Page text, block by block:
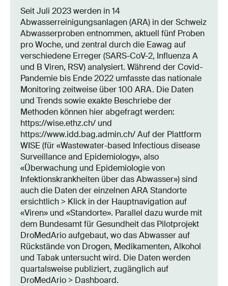
Seit Juli 2023 werden in 14
Abwasserreinigungsanlagen (ARA) in der Schweiz
Abwasserproben entnommen, aktuell fünf Proben
pro Woche, und zentral durch die Eawag auf
verschiedene Erreger (SARS-CoV-2, Influenza A
und B Viren, RSV) analysiert. Während der Covid-
Pandemie bis Ende 2022 umfasste das nationale
Monitoring zeitweise über 100 ARA. Die Daten
und Trends sowie exakte Beschriebe der
Methoden können hier abgefragt werden:
https://wise.ethz.ch/ und
https://www.idd.bag.admin.ch/ Auf der Plattform
WISE (für «Wastewater-based Infectious disease
Surveillance and Epidemiology», also
«Überwachung und Epidemiologie von
Infektionskrankheiten über das Abwasser») sind
auch die Daten der einzelnen ARA Standorte
ersichtlich > Klick in der Hauptnavigation auf
«Viren» und «Standorte». Parallel dazu wurde mit
dem Bundesamt für Gesundheit das Pilotprojekt
DroMedArio aufgebaut, wo das Abwasser auf
Rückstände von Drogen, Medikamenten, Alkohol
und Tabak untersucht wird. Die Daten werden
quartalsweise publiziert, zugänglich auf
DroMedArio > Dashboard.